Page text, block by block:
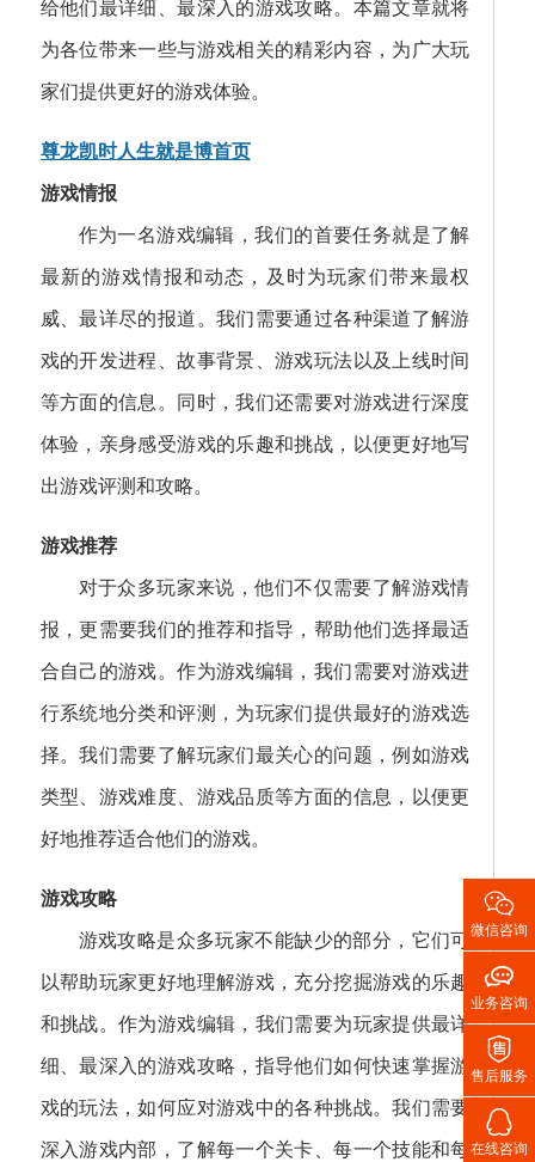
给他们最详细、最深入的游戏攻略。本篇文章就将
为各位带来一些与游戏相关的精彩内容，为广大玩
家们提供更好的游戏体验。
尊龙凯时人生就是博首页
游戏情报
作为一名游戏编辑，我们的首要任务就是了解
最新的游戏情报和动态，及时为玩家们带来最权
威、最详尽的报道。我们需要通过各种渠道了解游
戏的开发进程、故事背景、游戏玩法以及上线时间
等方面的信息。同时，我们还需要对游戏进行深度
体验，亲身感受游戏的乐趣和挑战，以便更好地写
出游戏评测和攻略。
游戏推荐
对于众多玩家来说，他们不仅需要了解游戏情
报，更需要我们的推荐和指导，帮助他们选择最适
合自己的游戏。作为游戏编辑，我们需要对游戏进
行系统地分类和评测，为玩家们提供最好的游戏选
择。我们需要了解玩家们最关心的问题，例如游戏
类型、游戏难度、游戏品质等方面的信息，以便更
好地推荐适合他们的游戏。
游戏攻略
游戏攻略是众多玩家不能缺少的部分，它们可
以帮助玩家更好地理解游戏，充分挖掘游戏的乐趣
和挑战。作为游戏编辑，我们需要为玩家提供最详
细、最深入的游戏攻略，指导他们如何快速掌握游
戏的玩法，如何应对游戏中的各种挑战。我们需要
深入游戏内部，了解每一个关卡、每一个技能和每

微信咨询

业务咨询

售后服务

在线咨询